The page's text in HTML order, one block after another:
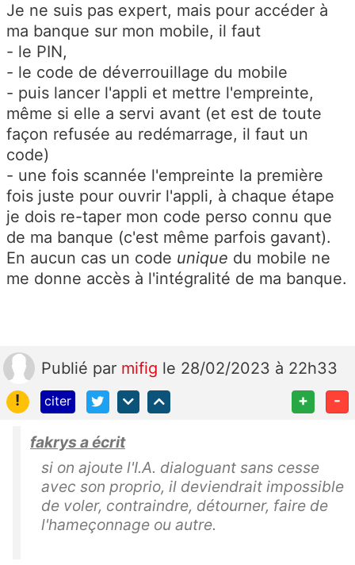
Je ne suis pas expert, mais pour accéder à
ma banque sur mon mobile, il faut
- le PIN,
- le code de déverrouillage du mobile
- puis lancer l'appli et mettre l'empreinte,
même si elle a servi avant (et est de toute
façon refusée au redémarrage, il faut un
code)
- une fois scannée l'empreinte la première
fois juste pour ouvrir l'appli, à chaque étape
je dois re-taper mon code perso connu que
de ma banque (c'est même parfois gavant).
En aucun cas un code unique du mobile ne
me donne accès à l'intégralité de ma banque.
Publié par mifig le 28/02/2023 à 22h33
!
citer + -
fakrys a écrit
si on ajoute l'I.A. dialoguant sans cesse
avec son proprio, il deviendrait impossible
de voler, contraindre, détourner, faire de
l'hameçonnage ou autre.